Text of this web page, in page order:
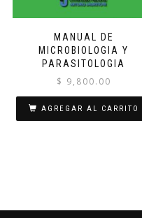
MANUAL DE
MICROBIOLOGIA Y
PARASITOLOGIA
$ 9,800.00
AGREGAR AL CARRITO